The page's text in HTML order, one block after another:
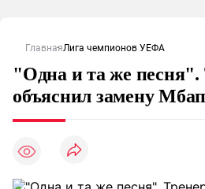
ГлавнаяЛига чемпионов УЕФА
"Одна и та же
объяснил замену